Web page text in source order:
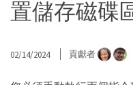
置儲存磁碟
02/14/2024 貢獻者